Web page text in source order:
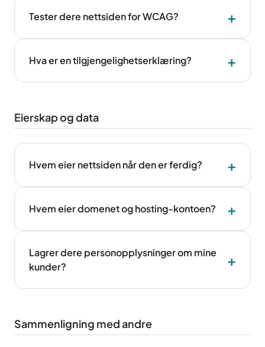
Tester dere nettsiden for WCAG?
Hva er en tilgjengelighetserklæring?
Eierskap og data
Hvem eier nettsiden når den er ferdig?
Hvem eier domenet og hosting-kontoen?
Lagrer dere personopplysninger om mine
kunder?
Sammenligning med andre